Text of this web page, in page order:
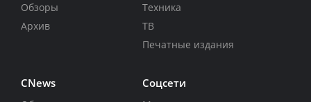
Обзоры
Архив
Техника
ТВ
Печатные издания
CNews Соцсети